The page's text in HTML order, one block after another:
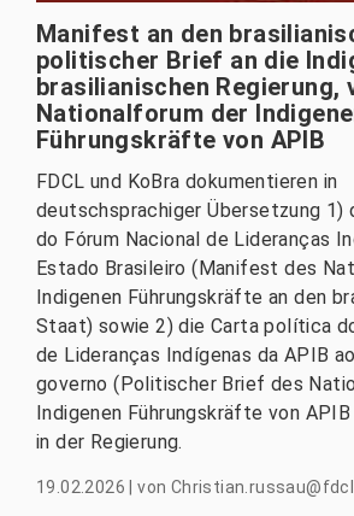
Manifest an den
politischer Brief an die
brasilianischen Regierung,
Nationalforum der
Führungskräfte von APIB
FDCL und KoBra dokumentieren in
deutschsprachiger Übersetzung 1)
do Fórum Nacional de Lideranças
Estado Brasileiro (Manifest des
Indigenen Führungskräfte an den
Staat) sowie 2) die Carta política
de Lideranças Indígenas da APIB
governo (Politischer Brief des
Indigenen Führungskräfte von
in der Regierung.
19.02.2026 |von